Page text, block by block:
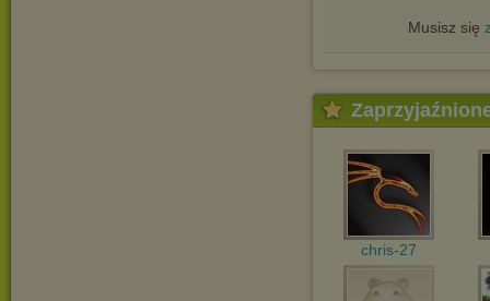
Musisz się
chris-27